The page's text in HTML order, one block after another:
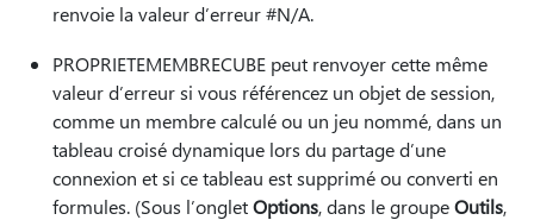
renvoie la valeur d’erreur #N/A.
PROPRIETEMEMBRECUBE peut renvoyer cette même
valeur d’erreur si vous référencez un objet de session,
comme un membre calculé ou un jeu nommé, dans un
tableau croisé dynamique lors du partage d’une
connexion et si ce tableau est supprimé ou converti en
formules. (Sous l’ongletOptions, dans le groupeOutils,